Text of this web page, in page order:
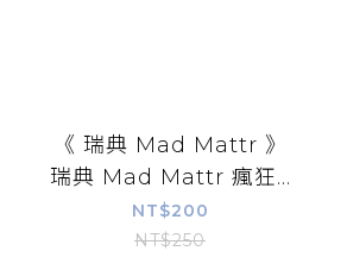
《 瑞典 Mad Mattr 》
瑞典 Mad Mattr 瘋狂...
NT$200
NT$250